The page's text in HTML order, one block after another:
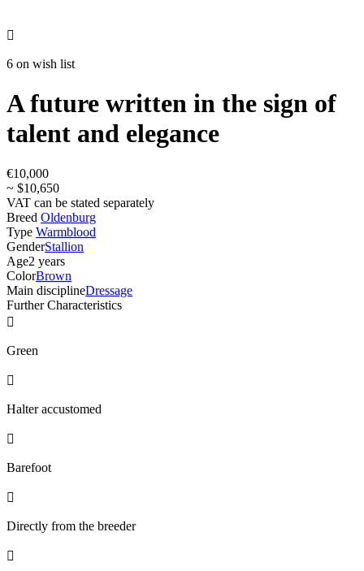

6 on wish list
A future written in the sign of
talent and elegance
€10,000
~ $10,650
VAT can be stated separately
Breed Oldenburg
Type Warmblood
GenderStallion
Age2 years
ColorBrown
Main disciplineDressage
Further Characteristics

Green

Halter accustomed

Barefoot

Directly from the breeder
